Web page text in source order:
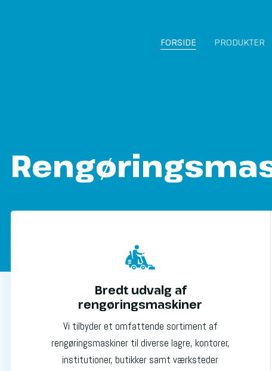
FORSIDE PRODUKTER
Bredt udvalg af
rengøringsmaskiner
Vi tilbyder et omfattende sortiment af
rengøringsmaskiner til diverse lagre, kontorer,
institutioner, butikker samt værksteder